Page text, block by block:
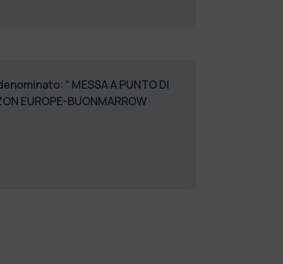
“ MESSA A PUNTO DI
EUROPE-BUONMARROW